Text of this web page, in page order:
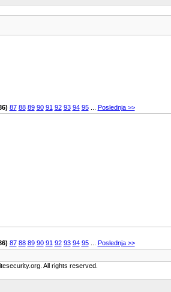
87 88 89 90 91 92 93 94 95... Poslednja >>
87 88 89 90 91 92 93 94 95... Poslednja >>
All rights reserved.